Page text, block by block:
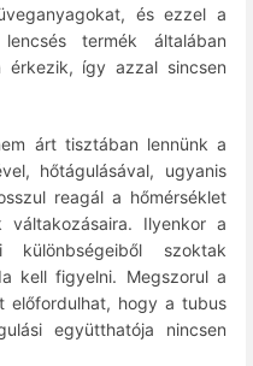
és ezzel a
termék általában
érkezik, így azzal sincsen
árt tisztában lennünk a
hőtágulásával, ugyanis
reagál a hőmérséklet
Ilyenkor a
különbségeiből szoktak
kell figyelni. Megszorul a
előfordulhat, hogy a tubus
együtthatója nincsen